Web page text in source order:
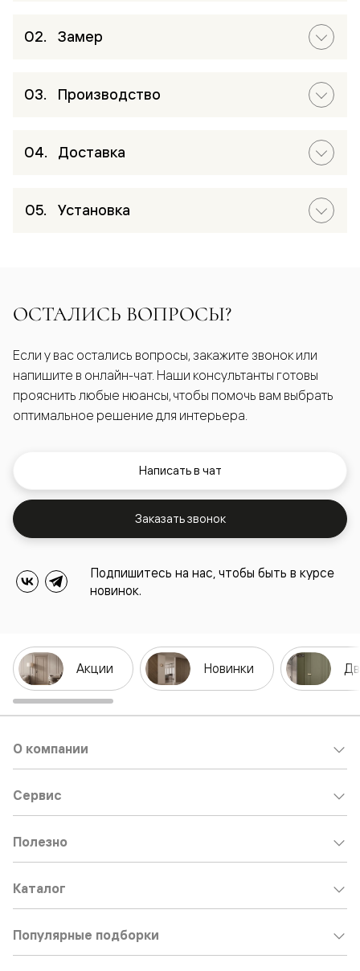
Замер
Производство
Доставка
Установка
ОСТАЛИСЬ ВОПРОСЫ?
Если у вас остались вопросы, закажите звонок или
напишите в онлайн-чат. Наши консультанты готовы
прояснить любые нюансы, чтобы помочь вам выбрать
оптимальное решение для интерьера.
Написать в чат
Заказать звонок
Подпишитесь на нас, чтобы быть в курсе
новинок.
Акции Новинки
О компании
Сервис
Полезно
Каталог
Популярные подборки